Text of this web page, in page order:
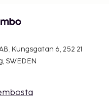
Kungsgatan 6, 252 21
SWEDEN